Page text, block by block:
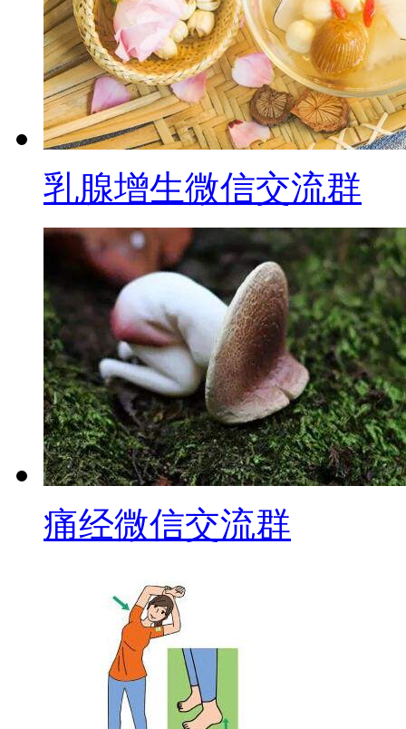
乳腺增生微信交流群
痛经微信交流群